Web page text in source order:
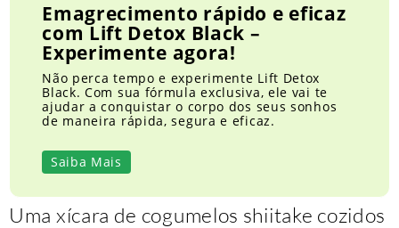
Emagrecimento rápido e eficaz
com Lift Detox Black –
Experimente agora!
Não perca tempo e experimente Lift Detox
Black. Com sua fórmula exclusiva, ele vai te
ajudar a conquistar o corpo dos seus sonhos
de maneira rápida, segura e eficaz.
Saiba Mais
Uma xícara de cogumelos shiitake cozidos